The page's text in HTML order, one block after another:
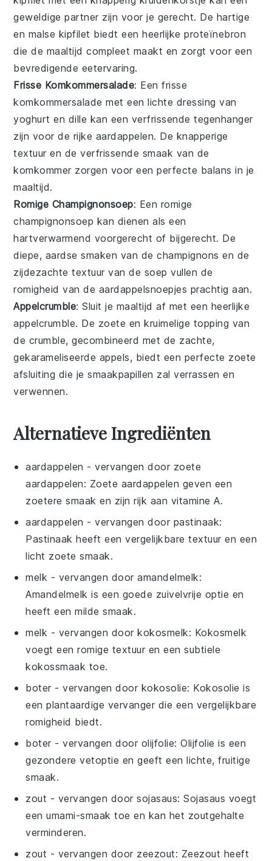
geweldige partner zijn voor je gerecht. De hartige
en malse kipfilet biedt een heerlijke proteïnebron
die de maaltijd compleet maakt en zorgt voor een
bevredigende eetervaring.
Frisse Komkommersalade: Eenfrisse
komkommersalade met een lichte dressing van
yoghurt en dille kan een verfrissende tegenhanger
zijn voor de rijke aardappelen. De knapperige
textuur en de verfrissende smaak van de
komkommer zorgen voor een perfecte balans in je
maaltijd.
Romige Champignonsoep: Een romige
champignonsoep kan dienen als een
hartverwarmend voorgerecht of bijgerecht. De
diepe, aardse smaken van de champignons en de
zijdezachte textuur van de soep vullen de
romigheid van de aardappelsnoepjes prachtig aan.
Appelcrumble: Sluit je maaltijd af met een heerlijke
appelcrumble. De zoete en kruimelige topping van
de crumble, gecombineerd met de zachte,
gekarameliseerde appels, biedt een perfecte zoete
afsluiting die je smaakpapillen zal verrassen en
verwennen.
Alternatieve Ingrediënten
aardappelen - vervangen door zoete
aardappelen: Zoete aardappelen geven een
zoetere smaak en zijn rijk aan vitamine A.
aardappelen - vervangen door pastinaak:
Pastinaak heeft een vergelijkbare textuur en een
licht zoete smaak.
melk - vervangen dooramandelmelk:
Amandelmelk is een goede zuivelvrije optie en
heeft een milde smaak.
melk - vervangen doorkokosmelk: Kokosmelk
voegt een romige textuur en een subtiele
kokossmaak toe.
boter - vervangen door kokosolie: Kokosolie is
een plantaardige vervanger die een vergelijkbare
romigheid biedt.
boter - vervangen door olijfolie: Olijfolie is een
gezondere vetoptie en geeft een lichte, fruitige
smaak.
zout - vervangen doorsojasaus: Sojasaus voegt
een umami-smaak toe en kan het zoutgehalte
verminderen.
zout - vervangen door zeezout: Zeezout heeft